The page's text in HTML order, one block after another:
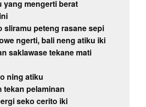
yang mengerti berat
sliramu peteng rasane sepi
ngerti, bali neng atiku iki
saklawase tekane mati
ning atiku
tekan pelaminan
seko cerito iki